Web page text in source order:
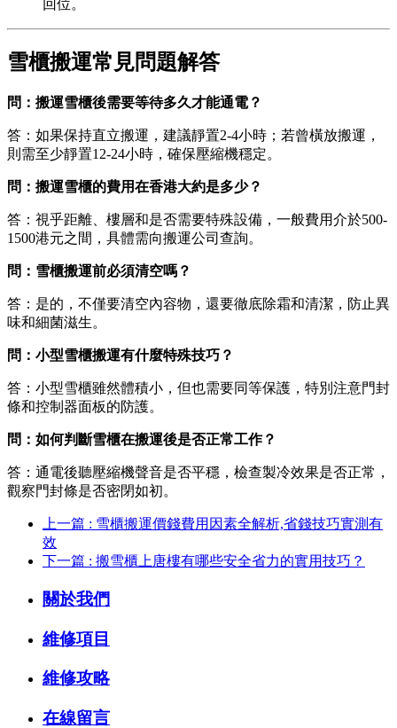
回位。
雪櫃搬運常見問題解答
問：搬運雪櫃後需要等待多久才能通電？
答：如果保持直立搬運，建議靜置2-4小時；若曾橫放搬運，
則需至少靜置12-24小時，確保壓縮機穩定。
問：搬運雪櫃的費用在香港大約是多少？
答：視乎距離、樓層和是否需要特殊設備，一般費用介於500-
1500港元之間，具體需向搬運公司查詢。
問：雪櫃搬運前必須清空嗎？
答：是的，不僅要清空內容物，還要徹底除霜和清潔，防止異
味和細菌滋生。
問：小型雪櫃搬運有什麼特殊技巧？
答：小型雪櫃雖然體積小，但也需要同等保護，特別注意門封
條和控制器面板的防護。
問：如何判斷雪櫃在搬運後是否正常工作？
答：通電後聽壓縮機聲音是否平穩，檢查製冷效果是否正常，
觀察門封條是否密閉如初。
上一篇 : 雪櫃搬運價錢費用因素全解析,省錢技巧實測有
效
下一篇 : 搬雪櫃上唐樓有哪些安全省力的實用技巧？
關於我們
維修項目
維修攻略
在線留言